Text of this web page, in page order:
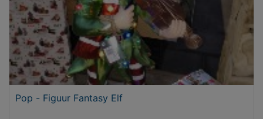
Pop - Figuur Fantasy Elf